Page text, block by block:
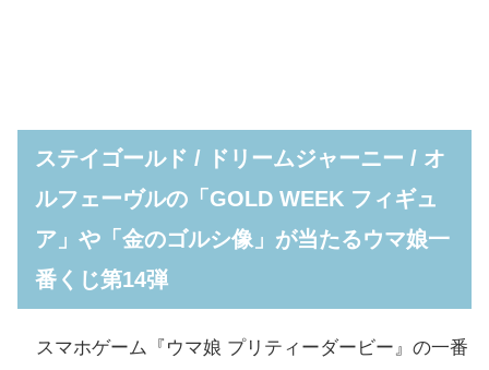
ステイゴールド / ドリームジャーニー / オ
ルフェーヴルの「GOLD WEEK フィギュ
ア」や「金のゴルシ像」が当たるウマ娘一
番くじ第14弾
スマホゲーム『ウマ娘 プリティーダービー』の一番